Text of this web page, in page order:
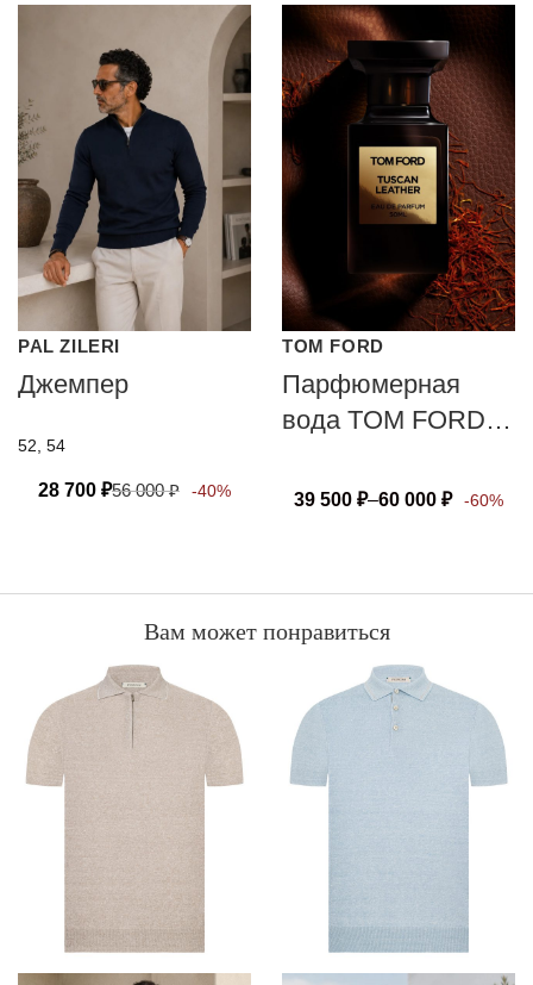
PAL ZILERI
Джемпер
52, 54
28 700 ₽56 000₽ -40%
TOM FORD
Парфюмерная
вода TOM FORD
LEATHER
39 500 ₽–60 000 ₽ -60%
Вам может понравиться